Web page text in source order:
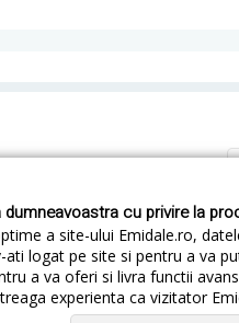
dumneavoastra cu privire la
a site-ului Emidale.ro,
logat pe site si pentru a va
a va oferi si livra functii
experienta ca vizitator
livram Cum returnezi